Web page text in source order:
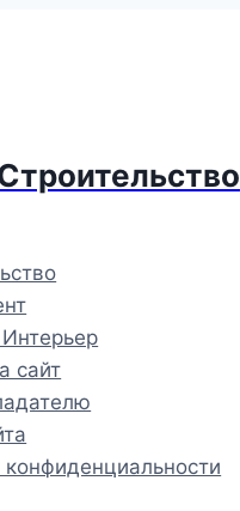
сайт
конфиденциальности